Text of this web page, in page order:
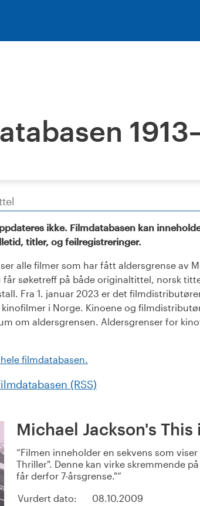
ikke. Filmdatabasen kan
titler, og feilregistreringer.
alle filmer som har fått aldersgrense av
får søketreff på både originaltittel, norsk
Fra 1. januar 2023 er det
i Norge. Kinoene og
om aldersgrensen. Aldersgrenser for
filmdatabasen.
(RSS)
Michael Jackson's This
Filmen inneholder en sekvens som
Thriller". Denne kan virke skremmende
får derfor 7-årsgrense."
Vurdert dato:
08.10.2009